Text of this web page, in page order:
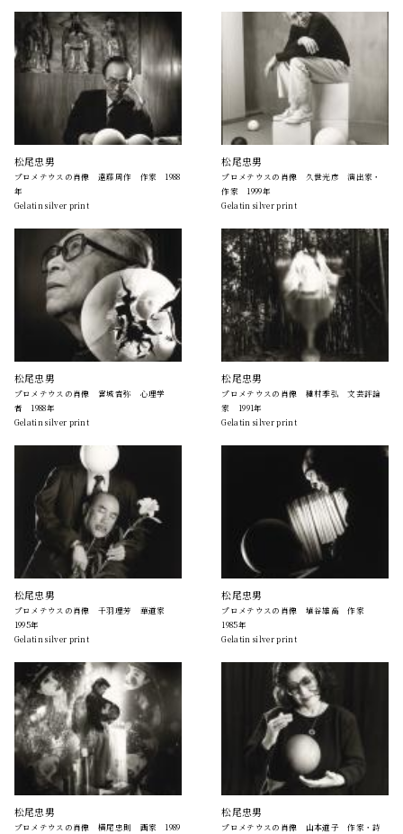
松尾忠男
プロメテウスの肖像 遠藤周作 作家 1988
年
Gelatin silver print
松尾忠男
プロメテウスの肖像 久世光彦 演出家・
作家 1999年
Gelatin silver print
松尾忠男
プロメテウスの肖像 宮城音弥 心理学
者 1988年
Gelatin silver print
松尾忠男
プロメテウスの肖像 種村季弘 文芸評論
家 1991年
Gelatin silver print
松尾忠男
プロメテウスの肖像 千羽理芳 華道家
1995年
Gelatin silver print
松尾忠男
プロメテウスの肖像 埴谷雄高 作家
1985年
Gelatin silver print
松尾忠男
プロメテウスの肖像 横尾忠則 画家 1989
松尾忠男
プロメテウスの肖像 山本道子 作家・詩